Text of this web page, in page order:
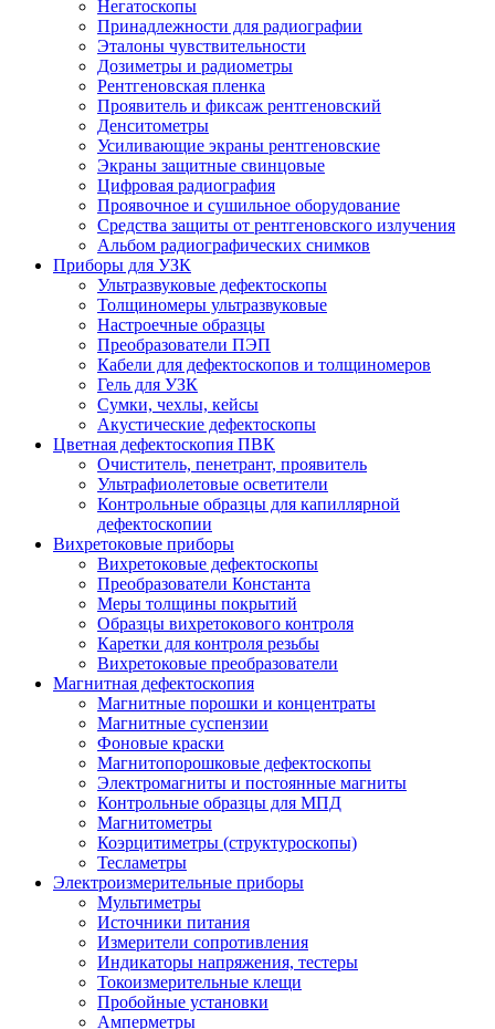
Негатоскопы
Принадлежности для радиографии
Эталоны чувствительности
Дозиметры и радиометры
Рентгеновская пленка
Проявитель и фиксаж рентгеновский
Денситометры
Усиливающие экраны рентгеновские
Экраны защитные свинцовые
Цифровая радиография
Проявочное и сушильное оборудование
Средства защиты от рентгеновского излучения
Альбом радиографических снимков
Приборы для УЗК
Ультразвуковые дефектоскопы
Толщиномеры ультразвуковые
Настроечные образцы
Преобразователи ПЭП
Кабели для дефектоскопов и толщиномеров
Гель для УЗК
Сумки, чехлы, кейсы
Акустические дефектоскопы
Цветная дефектоскопия ПВК
Очиститель, пенетрант, проявитель
Ультрафиолетовые осветители
Контрольные образцы для капиллярной
дефектоскопии
Вихретоковые приборы
Вихретоковые дефектоскопы
Преобразователи Константа
Меры толщины покрытий
Образцы вихретокового контроля
Каретки для контроля резьбы
Вихретоковые преобразователи
Магнитная дефектоскопия
Магнитные порошки и концентраты
Магнитные суспензии
Фоновые краски
Магнитопорошковые дефектоскопы
Электромагниты и постоянные магниты
Контрольные образцы для МПД
Магнитометры
Коэрцитиметры (структуроскопы)
Тесламетры
Электроизмерительные приборы
Мультиметры
Источники питания
Измерители сопротивления
Индикаторы напряжения, тестеры
Токоизмерительные клещи
Пробойные установки
Амперметры